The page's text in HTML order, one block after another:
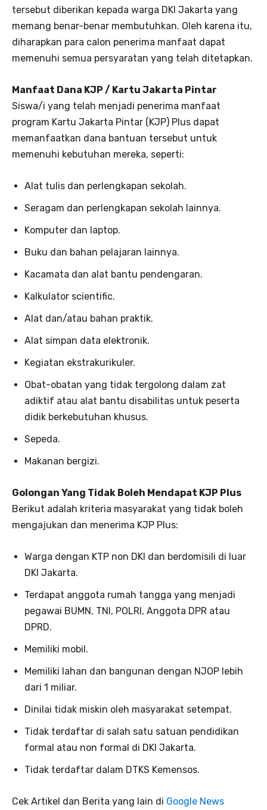
tersebut diberikan kepada warga DKI Jakarta yang
memang benar-benar membutuhkan. Oleh karena itu,
diharapkan para calon penerima manfaat dapat
memenuhi semua persyaratan yang telah ditetapkan.
Manfaat Dana KJP / Kartu Jakarta Pintar
Siswa/i yang telah menjadi penerima manfaat
program Kartu Jakarta Pintar (KJP) Plus dapat
memanfaatkan dana bantuan tersebut untuk
memenuhi kebutuhan mereka, seperti:
Alat tulis dan perlengkapan sekolah.
Seragam dan perlengkapan sekolah lainnya.
Komputer dan laptop.
Buku dan bahan pelajaran lainnya.
Kacamata dan alat bantu pendengaran.
Kalkulator scientific.
Alat dan/atau bahan praktik.
Alat simpan data elektronik.
Kegiatan ekstrakurikuler.
Obat-obatan yang tidak tergolong dalam zat
adiktif atau alat bantu disabilitas untuk peserta
didik berkebutuhan khusus.
Sepeda.
Makanan bergizi.
Golongan Yang Tidak Boleh Mendapat KJP Plus
Berikut adalah kriteria masyarakat yang tidak boleh
mengajukan dan menerima KJP Plus:
Warga dengan KTP non DKI dan berdomisili di luar
DKI Jakarta.
Terdapat anggota rumah tangga yang menjadi
pegawai BUMN, TNI, POLRI, Anggota DPR atau
DPRD.
Memiliki mobil.
Memiliki lahan dan bangunan dengan NJOP lebih
dari 1 miliar.
Dinilai tidak miskin oleh masyarakat setempat.
Tidak terdaftar di salah satu satuan pendidikan
formal atau non formal di DKI Jakarta.
Tidak terdaftar dalam DTKS Kemensos.
Cek Artikel dan Berita yang lain di Google News